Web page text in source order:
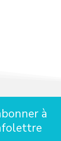
à